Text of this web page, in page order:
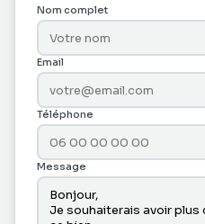
Nom complet
Email
Téléphone
Message